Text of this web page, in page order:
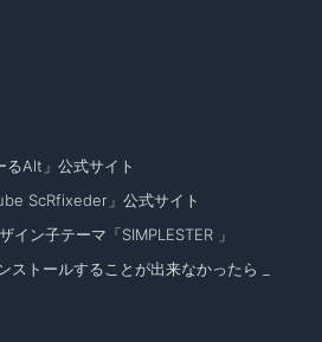
Alt」公式サイト
ScRfixeder」公式サイト
イン子テーマ「SIMPLESTER 」
ストールすることが出来なかったら _